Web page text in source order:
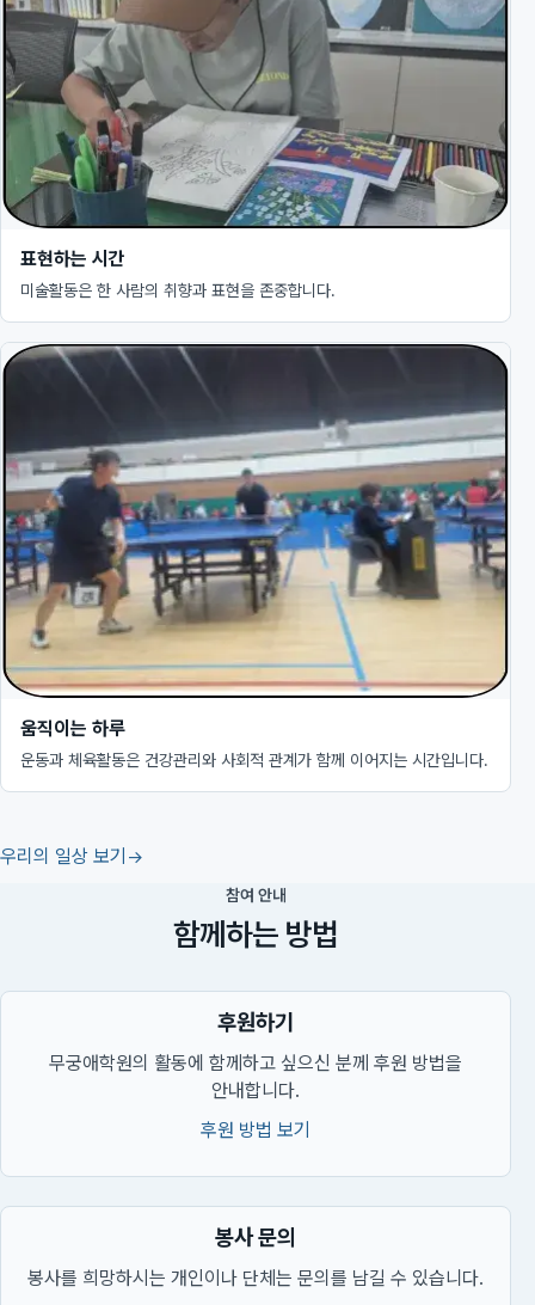
표현하는 시간
미술활동은 한 사람의 취향과 표현을 존중합니다.
움직이는 하루
운동과 체육활동은 건강관리와 사회적 관계가 함께 이어지는 시간입니다.
우리의 일상 보기
참여 안내
함께하는 방법
후원하기
무궁애학원의 활동에 함께하고 싶으신 분께 후원 방법을
안내합니다.
후원 방법 보기
봉사 문의
봉사를 희망하시는 개인이나 단체는 문의를 남길 수 있습니다.